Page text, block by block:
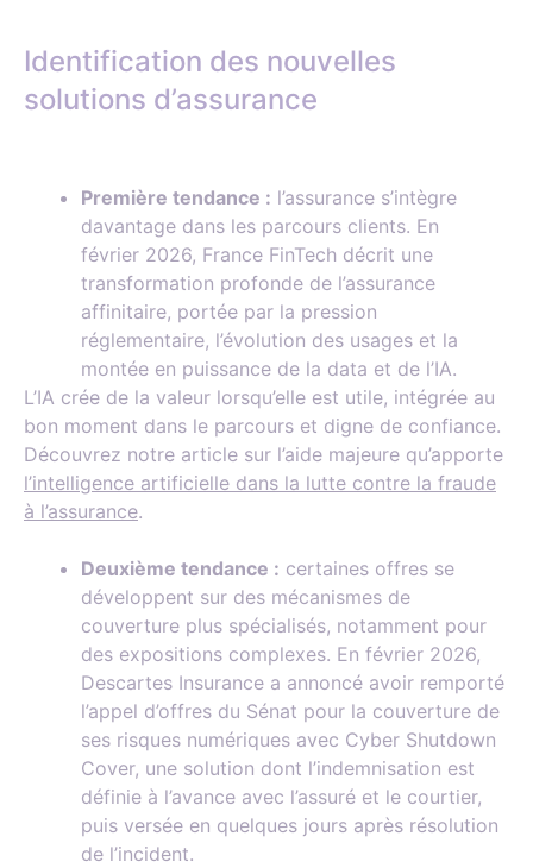
Identification des nouvelles
solutions d’assurance
Première tendance : l’assurance s’intègre
davantage dans les parcours clients. En
février 2026, France FinTech décrit une
transformation profonde de l’assurance
affinitaire, portée par la pression
réglementaire, l’évolution des usages et la
montée en puissance de la data et de l’IA.
L’IA crée de la valeur lorsqu’elle est utile, intégrée au
bon moment dans le parcours et digne de confiance.
Découvrez notre article sur l’aide majeure qu’apporte
l’intelligence artificielle dans la lutte contre la fraude
à l’assurance.
Deuxième tendance : certaines offres se
développent sur des mécanismes de
couverture plus spécialisés, notamment pour
des expositions complexes. En février 2026,
Descartes Insurance a annoncé avoir remporté
l’appel d’offres du Sénat pour la couverture de
ses risques numériques avec Cyber Shutdown
Cover, une solution dont l’indemnisation est
définie à l’avance avec l’assuré et le courtier,
puis versée en quelques jours après résolution
de l’incident.